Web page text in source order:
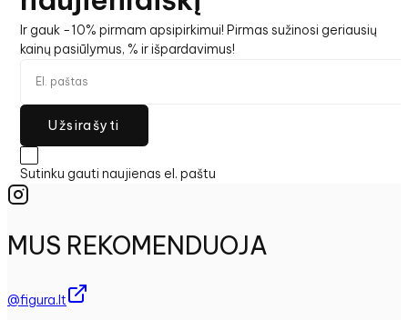
Ir gauk -10% pirmam apsipirkimui! Pirmas sužinosi geriausių
kainų pasiūlymus, % ir išpardavimus!
Užsirašyti
Sutinku gauti naujienas el. paštu
MUS REKOMENDUOJA
@figura.lt